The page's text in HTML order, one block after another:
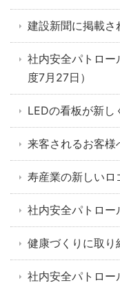
建設新聞に掲載さ
社内安全パトロ
度7月27日）
LEDの看板が新し
来客されるお客様
寿産業の新しいロ
社内安全パトロー
健康づくりに取り
社内安全パトロー